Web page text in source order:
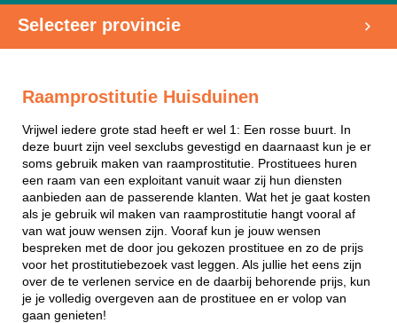
Selecteer provincie
Raamprostitutie Huisduinen
Vrijwel iedere grote stad heeft er wel 1: Een rosse buurt. In
deze buurt zijn veel sexclubs gevestigd en daarnaast kun je er
soms gebruik maken van raamprostitutie. Prostituees huren
een raam van een exploitant vanuit waar zij hun diensten
aanbieden aan de passerende klanten. Wat het je gaat kosten
als je gebruik wil maken van raamprostitutie hangt vooral af
van wat jouw wensen zijn. Vooraf kun je jouw wensen
bespreken met de door jou gekozen prostituee en zo de prijs
voor het prostitutiebezoek vast leggen. Als jullie het eens zijn
over de te verlenen service en de daarbij behorende prijs, kun
je je volledig overgeven aan de prostituee en er volop van
gaan genieten!